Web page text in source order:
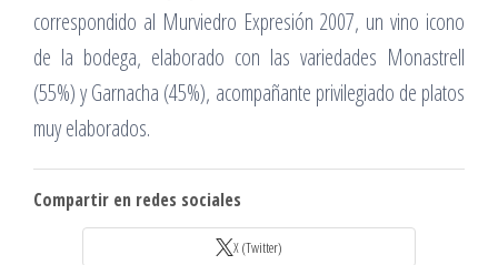
correspondido al Murviedro Expresión 2007, un vino icono
de la bodega, elaborado con las variedades Monastrell
(55%) y Garnacha (45%), acompañante privilegiado de platos
muy elaborados.
Compartir en redes sociales
X (Twitter)